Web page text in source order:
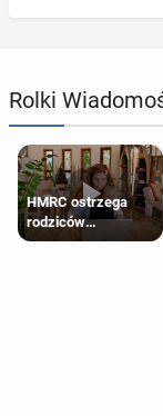
Rolki
HMRC ostrzega
rodziców
pobierających Child